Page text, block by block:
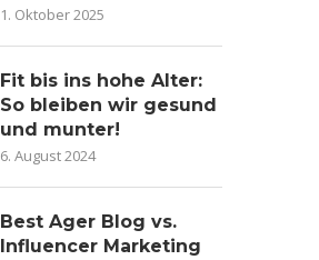
1. Oktober 2025
Fit bis ins hohe Alter:
So bleiben wir gesund
und munter!
6. August 2024
Best Ager Blog vs.
Influencer Marketing